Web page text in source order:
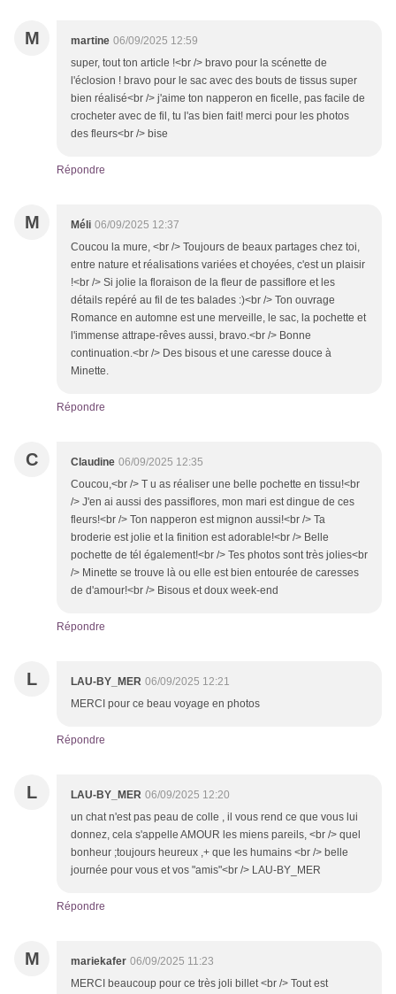
M martine 06/09/2025 12:59
super, tout ton article !<br /> bravo pour la scénette de
l'éclosion ! bravo pour le sac avec des bouts de tissus super
bien réalisé<br /> j'aime ton napperon en ficelle, pas facile de
crocheter avec de fil, tu l'as bien fait! merci pour les photos
des fleurs<br /> bise
Répondre
M Méli 06/09/2025 12:37
Coucou la mure, <br /> Toujours de beaux partages chez toi,
entre nature et réalisations variées et choyées, c'est un plaisir
!<br /> Si jolie la floraison de la fleur de passiflore et les
détails repéré au fil de tes balades :)<br /> Ton ouvrage
Romance en automne est une merveille, le sac, la pochette et
l'immense attrape-rêves aussi, bravo.<br /> Bonne
continuation.<br /> Des bisous et une caresse douce à
Minette.
Répondre
C Claudine 06/09/2025 12:35
Coucou,<br /> T u as réaliser une belle pochette en tissu!<br
/> J'en ai aussi des passiflores, mon mari est dingue de ces
fleurs!<br /> Ton napperon est mignon aussi!<br /> Ta
broderie est jolie et la finition est adorable!<br /> Belle
pochette de tél également!<br /> Tes photos sont très jolies<br
/> Minette se trouve là ou elle est bien entourée de caresses
de d'amour!<br /> Bisous et doux week-end
Répondre
L LAU-BY_MER 06/09/2025 12:21
MERCI pour ce beau voyage en photos
Répondre
L LAU-BY_MER 06/09/2025 12:20
un chat n'est pas peau de colle , il vous rend ce que vous lui
donnez, cela s'appelle AMOUR les miens pareils, <br /> quel
bonheur ;toujours heureux ,+ que les humains <br /> belle
journée pour vous et vos "amis"<br /> LAU-BY_MER
Répondre
M mariekafer 06/09/2025 11:23
MERCI beaucoup pour ce très joli billet <br /> Tout est